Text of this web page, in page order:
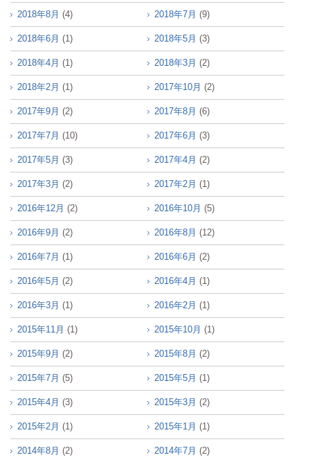
2018年8月 (4) 2018年7月 (9)
2018年6月 (1) 2018年5月 (3)
2018年4月 (1) 2018年3月 (2)
2018年2月 (1) 2017年10月 (2)
2017年9月 (2) 2017年8月 (6)
2017年7月 (10) 2017年6月 (3)
2017年5月 (3) 2017年4月 (2)
2017年3月 (2) 2017年2月 (1)
2016年12月 (2) 2016年10月 (5)
2016年9月 (2) 2016年8月 (12)
2016年7月 (1) 2016年6月 (2)
2016年5月 (2) 2016年4月 (1)
2016年3月 (1) 2016年2月 (1)
2015年11月 (1) 2015年10月 (1)
2015年9月 (2) 2015年8月 (2)
2015年7月 (5) 2015年5月 (1)
2015年4月 (3) 2015年3月 (2)
2015年2月 (1) 2015年1月 (1)
2014年8月 (2) 2014年7月 (2)